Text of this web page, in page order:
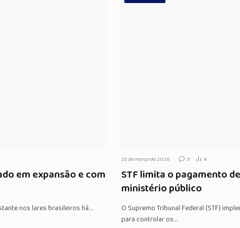
em expansão e com
nos lares brasileiros há…
25 de março de 2026 0 4
STF limita o pagamento
ministério público
O Supremo Tribunal Federal (STF)
para controlar os…